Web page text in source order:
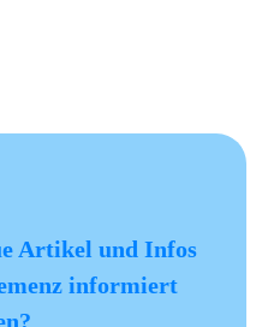
Artikel und Infos
informiert